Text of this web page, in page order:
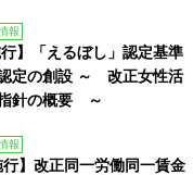
報
行】「えるぼし」認定基準
定の創設 ～ 改正女性活
針の概要 ～
報
行】改正同一労働同一賃金